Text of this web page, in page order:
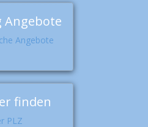
Angebote
Angebote
finden
PLZ